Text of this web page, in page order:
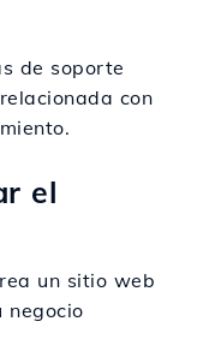
de soporte
con
el
un sitio web